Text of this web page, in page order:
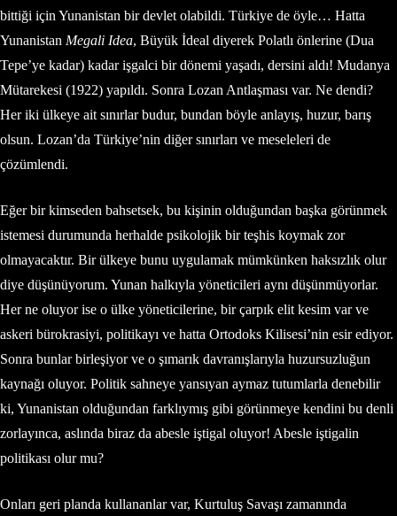
bittiği için Yunanistan bir devlet olabildi. Türkiye de öyle… Hatta
Yunanistan Megali Idea, Büyük İdeal diyerek Polatlı önlerine (Dua
Tepe’ye kadar) kadar işgalci bir dönemi yaşadı, dersini aldı! Mudanya
Mütarekesi (1922) yapıldı. Sonra Lozan Antlaşması var. Ne dendi?
Her iki ülkeye ait sınırlar budur, bundan böyle anlayış, huzur, barış
olsun. Lozan’da Türkiye’nin diğer sınırları ve meseleleri de
çözümlendi.
Eğer bir kimseden bahsetsek, bu kişinin olduğundan başka görünmek
istemesi durumunda herhalde psikolojik bir teşhis koymak zor
olmayacaktır. Bir ülkeye bunu uygulamak mümkünken haksızlık olur
diye düşünüyorum. Yunan halkıyla yöneticileri aynı düşünmüyorlar.
Her ne oluyor ise o ülke yöneticilerine, bir çarpık elit kesim var ve
askeri bürokrasiyi, politikayı ve hatta Ortodoks Kilisesi’nin esir ediyor.
Sonra bunlar birleşiyor ve o şımarık davranışlarıyla huzursuzluğun
kaynağı oluyor. Politik sahneye yansıyan aymaz tutumlarla denebilir
ki, Yunanistan olduğundan farklıymış gibi görünmeye kendini bu denli
zorlayınca, aslında biraz da abesle iştigal oluyor! Abesle iştigalin
politikası olur mu?
Onları geri planda kullananlar var, Kurtuluş Savaşı zamanında